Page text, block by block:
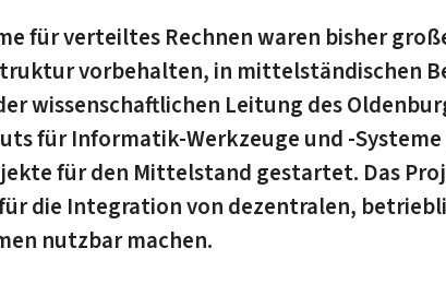
für verteiltes Rechnen waren bisher
vorbehalten, in mittelständischen
wissenschaftlichen Leitung des
für Informatik-Werkzeuge und -Systeme
für den Mittelstand gestartet. Das
die Integration von dezentralen,
nutzbar machen.